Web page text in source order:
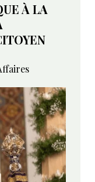
À LA